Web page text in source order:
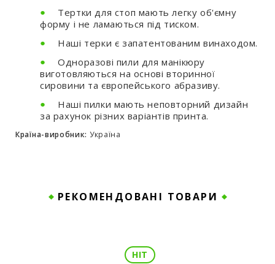
Тертки для стоп мають легку об'ємну
форму і не ламаються під тиском.
Наші терки є запатентованим винаходом.
Одноразові пили для манікюру
виготовляються на основі вторинної
сировини та європейського абразиву.
Наші пилки мають неповторний дизайн
за рахунок різних варіантів принта.
Країна-виробник: Україна
РЕКОМЕНДОВАНІ ТОВАРИ
HIT